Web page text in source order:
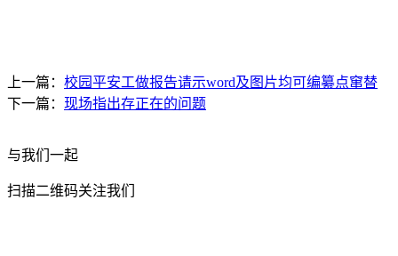
上一篇： 校园平安工做报告请示word及图片均可编纂点窜替
下一篇： 现场指出存正在的问题
与我们一起
扫描二维码关注我们